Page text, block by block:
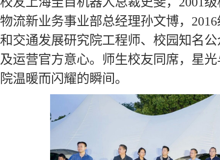
物流新业务事业部总经理孙文博，
和交通发展研究院工程师、校园知名公
及运营官方意心。师生校友同席，星
院温暖而闪耀的瞬间。